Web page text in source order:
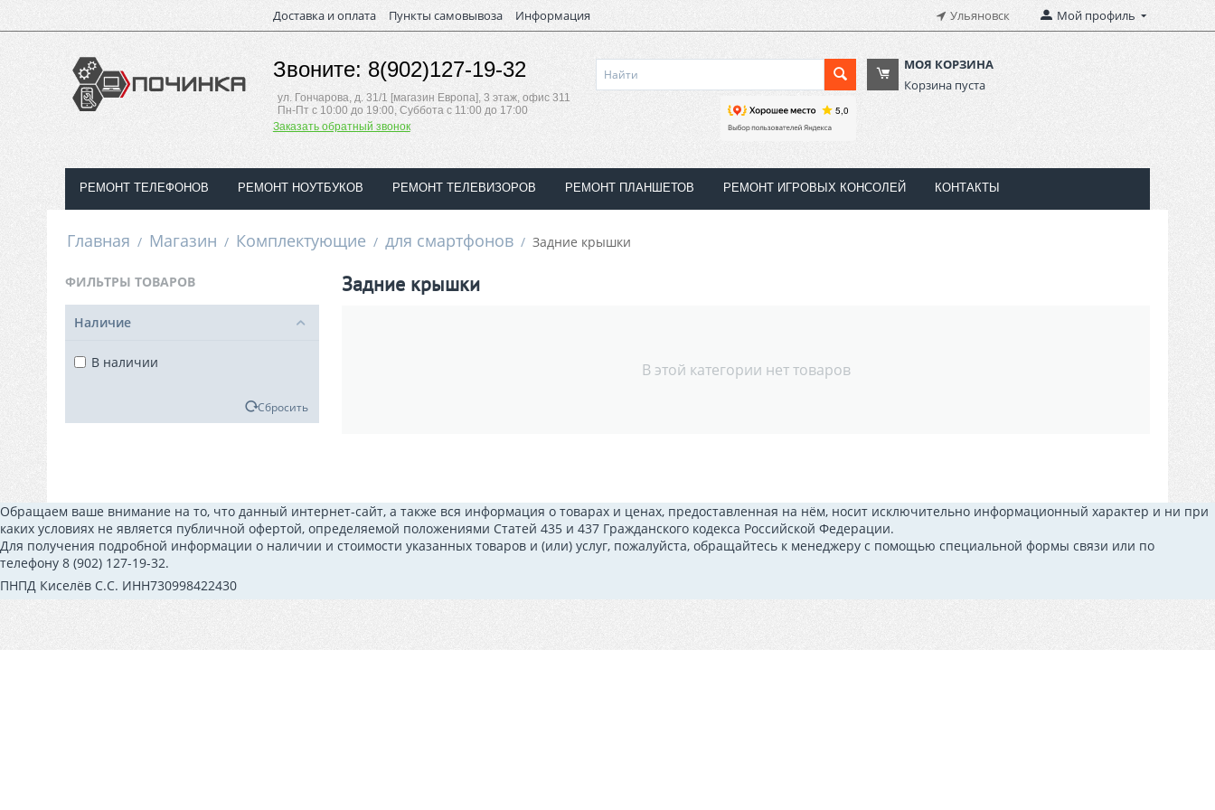
Доставка и оплата Пункты самовывоза Информация Ульяновск Мой профиль
Звоните: 8(902)127-19-32
ул. Гончарова, д. 31/1 [магазин Европа], 3 этаж, офис 311
Пн-Пт с 10:00 до 19:00, Суббота с 11:00 до 17:00
Заказать обратный звонок
МОЯ КОРЗИНА
Корзина пуста
РЕМОНТ ТЕЛЕФОНОВ РЕМОНТ НОУТБУКОВ РЕМОНТ ТЕЛЕВИЗОРОВ РЕМОНТ ПЛАНШЕТОВ РЕМОНТ ИГРОВЫХ КОНСОЛЕЙ КОНТАКТЫ
Главная / Магазин / Комплектующие / для смартфонов / Задние крышки
ФИЛЬТРЫ ТОВАРОВ
Наличие
В наличии
Сбросить
Задние крышки
В этой категории нет товаров
Обращаем ваше внимание на то, что данный интернет-сайт, а также вся информация о товарах и ценах, предоставленная на нём, носит исключительно информационный характер и ни при
каких условиях не является публичной офертой, определяемой положениями Статей 435 и 437 Гражданского кодекса Российской Федерации.
Для получения подробной информации о наличии и стоимости указанных товаров и (или) услуг, пожалуйста, обращайтесь к менеджеру с помощью специальной формы связи или по
телефону 8 (902) 127-19-32.
ПНПД Киселёв С.С. ИНН730998422430